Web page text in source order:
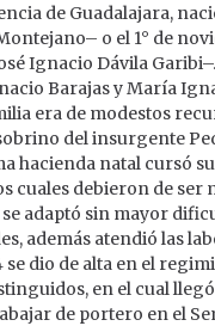
de Guadalajara,
o el 1° de
Ignacio Dávila
Barajas y María
era de modestos
del insurgente
hacienda natal cursó
cuales debieron de ser
adaptó sin mayor
además atendió las
se dio de alta en el
en el cual
de portero en el